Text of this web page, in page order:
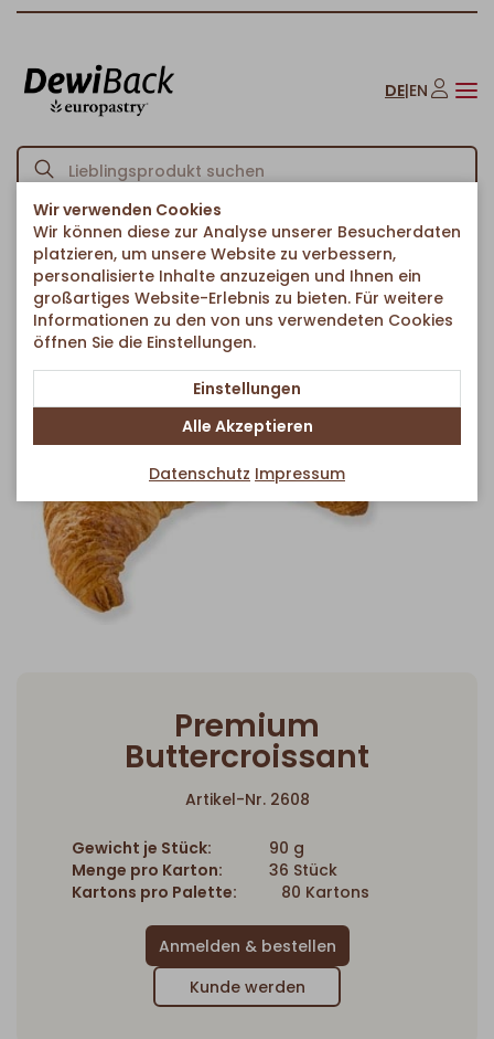
DE|EN
Startseite Croissants Ungefüllte Croissants
Premium Buttercroissant
Zurück zur Artikelübersicht
Premium
Buttercroissant
Artikel-Nr. 2608
Gewicht je Stück:
90 g
Menge pro Karton:
36 Stück
Kartons pro Palette:
80 Kartons
Kunde werden
Wir verwenden Cookies
Wir können diese zur Analyse unserer Besucherdaten
platzieren, um unsere Website zu verbessern,
personalisierte Inhalte anzuzeigen und Ihnen ein
großartiges Website-Erlebnis zu bieten. Für weitere
Informationen zu den von uns verwendeten Cookies
öffnen Sie die Einstellungen.
Einstellungen
Alle Akzeptieren
Datenschutz Impressum